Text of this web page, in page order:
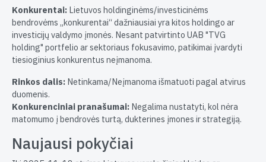
Konkurentai: Lietuvos holdinginėms/investicinėms
bendrovėms „konkurentai“ dažniausiai yra kitos holdingo ar
investicijų valdymo įmonės. Nesant patvirtinto UAB "TVG
holding" portfelio ar sektoriaus fokusavimo, patikimai įvardyti
tiesioginius konkurentus neįmanoma.
Rinkos dalis: Netinkama/Neįmanoma išmatuoti pagal atvirus
duomenis.
Konkurenciniai pranašumai: Negalima nustatyti, kol nėra
matomumo į bendrovės turtą, dukterines įmones ir strategiją.
Naujausi pokyčiai